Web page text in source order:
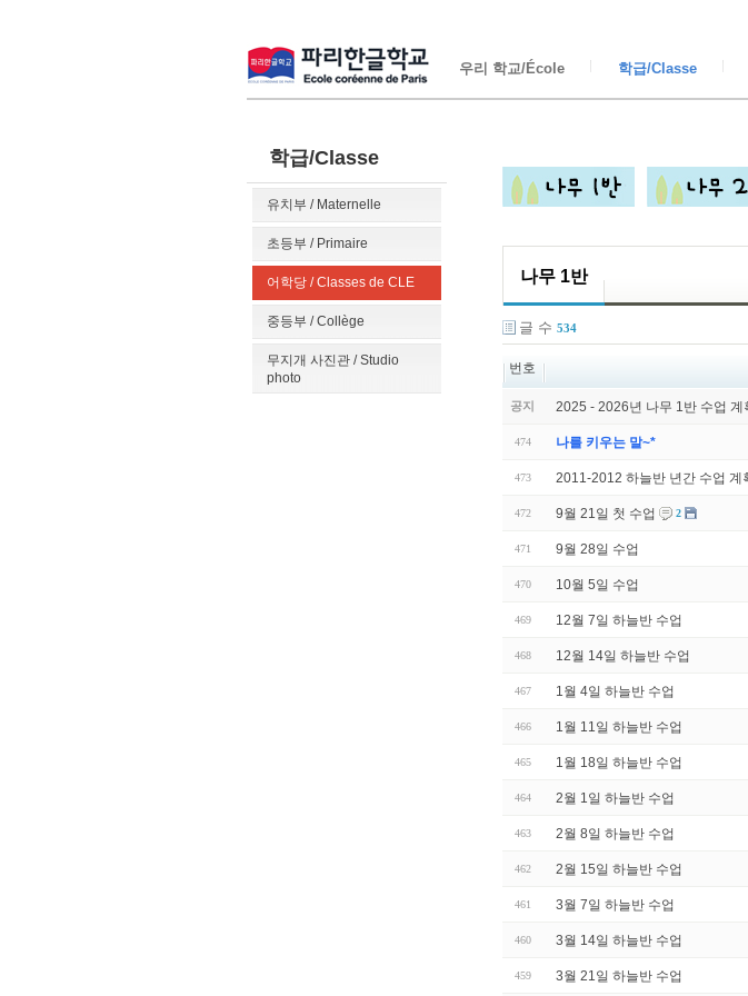
우리 학교/École 학급/Classe
학급/Classe
유치부 / Maternelle
초등부 / Primaire
어학당 / Classes de CLE
중등부 / Collège
무지개 사진관 / Studio
photo
나무 1반
글 수 534
번호
공지 2025 - 2026년 나무 1반 수업 계
474 나를 키우는 말~*
473 2011-2012 하늘반 년간 수업 계
472 9월 21일 첫 수업 2
471 9월 28일 수업
470 10월 5일 수업
469 12월 7일 하늘반 수업
468 12월 14일 하늘반 수업
467 1월 4일 하늘반 수업
466 1월 11일 하늘반 수업
465 1월 18일 하늘반 수업
464 2월 1일 하늘반 수업
463 2월 8일 하늘반 수업
462 2월 15일 하늘반 수업
461 3월 7일 하늘반 수업
460 3월 14일 하늘반 수업
459 3월 21일 하늘반 수업